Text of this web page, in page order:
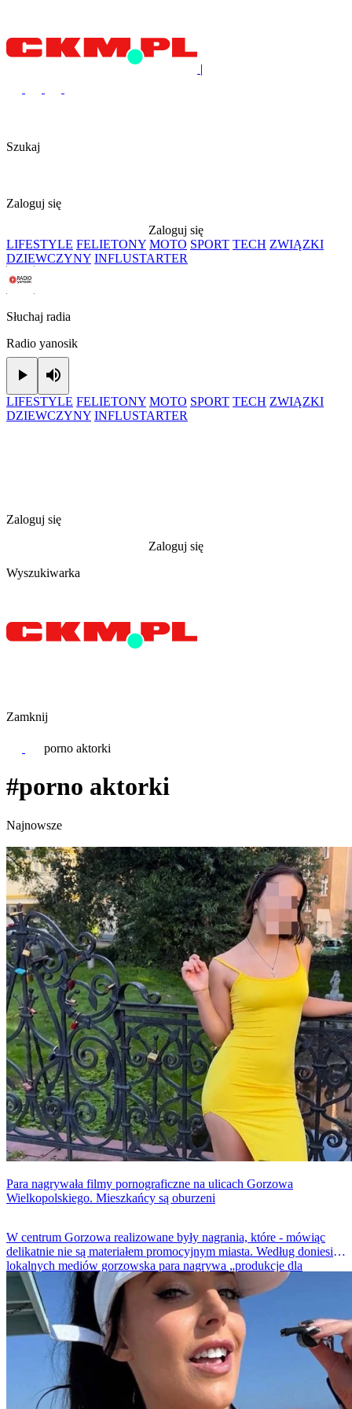
|
Szukaj
Zaloguj się
Zaloguj się
LIFESTYLE FELIETONY MOTO SPORT TECH ZWIĄZKI
DZIEWCZYNY INFLUSTARTER
Słuchaj radia
Radio yanosik
Play
LIFESTYLE FELIETONY MOTO SPORT TECH ZWIĄZKI
DZIEWCZYNY INFLUSTARTER
Zaloguj się
Zaloguj się
Wyszukiwarka
Zamknij
porno aktorki
#porno aktorki
Najnowsze
Para nagrywała filmy pornograficzne na ulicach Gorzowa
Wielkopolskiego. Mieszkańcy są oburzeni
W centrum Gorzowa realizowane były nagrania, które - mówiąc
delikatnie nie są materiałem promocyjnym miasta. Według doniesień
lokalnych mediów gorzowska para nagrywa „produkcje dla
dorosłych” w przestrzeni publicznej i zdarza się jej uchwycić na
nich nie tylko samo miasto, ale także mieszkańców.